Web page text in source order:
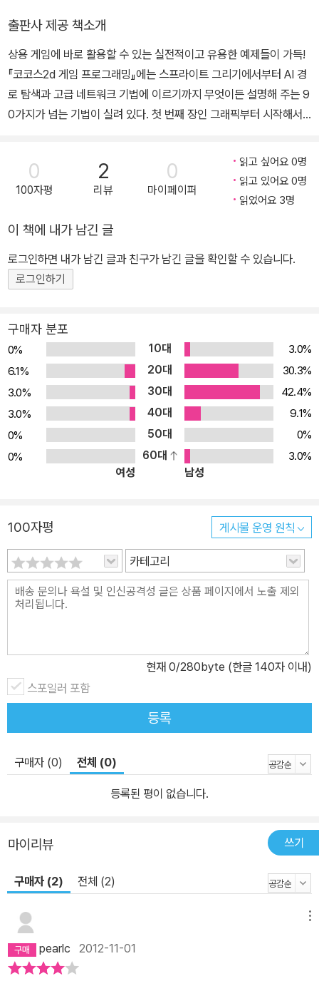
서를 번역해 왔다. 대표 번역서로는 『모두를 위한 소프트웨어 보안 설
계와 구현』(책만), 『기업과 고객을 파괴하는 해킹과 사이버 보안의 모
든 것』(책만), 『닌텐도는 어떻게 세계를 정복했는가』(에이콘) 등이
있다.
출판사 제공 책소개
상용 게임에 바로 활용할 수 있는 실전적이고 유용한 예제들이 가득!
『코코스2d 게임 프로그래밍』에는 스프라이트 그리기에서부터 AI 경
로 탐색과 고급 네트워크 기법에 이르기까지 무엇이든 설명해 주는 9
0가지가 넘는 기법이 실려 있다. 첫 번째 장인 그래픽부터 시작해서,
복잡한 기법을 모두 망라하고 있으며, 완벽하게 동작하는 사례에 역
점을 두었다. ★ 이 책에서 다루는 내용 ★ ■ 게임 개발의 모든 영역
이 망라된 코코스2d, OpenGL ES 및 iOS 고급 기법 공개 ■ 탑다운
명을 넣은 게임 개발 방법 학습 ■ 코코스2d 스프라이트, 원시 도형
및 파티클을 렌더링, 조작, 애니메이션 및 최적화 ■ 2D 조명, 렌더
링, 텍스처 입힌 폴리곤 및 3D 원시 도형 모양 그리기를 비롯한 고급
기법 학습 ■ 데이터, 네트워크 등을 위해 서드파티 라이브러리 활용
크 게임과 지능적인 AI 액터가 등장하는 게임 제작 ★ 이 책의 구성
★ 1장 '그래픽'에서는 다양한 범위의 주제를 다룬다. 이 장은 우선 스
프라이트의 기본적인 활용법을 살펴보는 것으로 시작한다. 이어서 2
D 및 3D 원시 도형, 동영상 재생, 파티클 효과, 변속 액션, 텍스처 입
힌 폴리곤, 팔레트 스와핑, 조명, 시차 스크롤 등에 대한 예제를 제공
한다. 2장 '사용자 입력'에서는 iOS 게임 개발에서 흔히 사용되는 다
양한 유형의 입력 예제가 제공된다. 여기에는 탭, 홀드, 드래그, 버튼,
방향 패드, 아날로그 스틱, 가속도계, 핀치 줌 및 제스처가 포함된다.
LIST 파일, JSON 파일, XML 파일, NSUserDefaults, 아카이브
오브젝트, SQLite 및 코어 데이터가 포함된다. 4장 '물리 구현'에서
는 박스2D 물리 엔진의 다양한 활용 사례를 다룬다. 예제에는 디버그
드로잉, 충돌 반응, 다양한 모양, 드래그, 물리 속성, 추진력, 힘, 비동
기적 물체 소멸, 관절, 차량, 캐릭터 이동, 총알, 밧줄 그리고 마지막으
로 탑다운 아이소메트릭 게임 엔진이 포함된다. 5장 '씬과 메뉴'에서
부터 시작해서 레이블, 메뉴, 알림 대화 상자, UIKit 래핑(wrapping)
같은 일반적인 UI 요소로 주제를 옮긴다. 이후에는 드래그 가능한 메
뉴 창, 스크롤 가능한 메뉴, 슬라이드 메뉴, 로딩 화면 및 미니맵으로
디오 관련 주제를 다룬다. 여기에는 사운드, 음악, 오디오 속성, 페이
딩(fading) 오디오, 녹음, 스트리밍, 아이팟 음악 재생, 미디 신디사
이저 제작, 음성 인식 및 문자 음성 변환이 포함된다. 7장 'AI와 로
직'에서는 지능적인 AI 액터를 게임에 추가하는 기법을 살펴본다. 여
드(Boids)를 활용한 군집 행동이 포함된다. 경로 탐색 문제는 4개의
개별적인 기법 즉, 격자, 박스2D, TMX 타일맵 및 횡스크롤에서의 A
* 경로 탐색으로 다뤄졌다. 마지막으로, 이 장에서는 루아 스크립트
지원, 스크립트의 동적 로딩 및 대화 트리에서 루아 활용에 대해 논의
한다. 8장 '팁, 툴 및 포팅'에서는 코코스2d 아이폰 테스트베드, Zwo
ptex, 타일드(Tiled), JSONWorldBuilder 및 코코스빌더(Cocos
Builder) 같이 흔히 사용되는 툴의 활용 사례를 제공한다. 또한 코코
스2d-X를 이용해서 코코스2d 프로젝트를 C++로 이식하는 방법과
0
100자평
2
리뷰
0
마이페이퍼
읽고 싶어요 0명
읽고 있어요 0명
읽었어요 3명
이 책에 내가 남긴 글
로그인하면 내가 남긴 글과 친구가 남긴 글을 확인할 수 있습니다.
로그인하기
구매자 분포
0% 10대
3.0%
6.1%
20대
30.3%
3.0%
30대
42.4%
3.0%
40대
9.1%
0%
50대
0%
0%
60대
3.0%
여성
남성
100자평 게시물 운영 원칙
카테고리
현재 0/280byte (한글 140자 이내)
스포일러 포함
등록
구매자 (0) 전체 (0)
등록된 평이 없습니다.
마이리뷰 쓰기
구매자 (2) 전체 (2)
pearlc 2012-11-01